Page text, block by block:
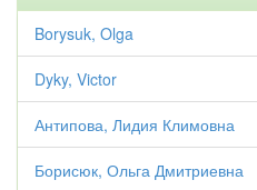
Borysuk, Olga
Dyky, Victor
Антипова, Лидия Климовна
Борисюк, Ольга Дмитриевна